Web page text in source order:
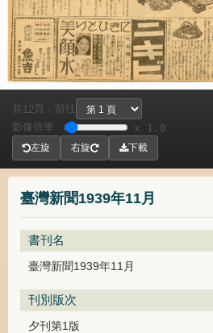
臺灣新聞1939年11月
書刊名
臺灣新聞1939年11月
刊別版次
夕刊第1版
共 12頁， 前往
影像倍率
x 1.0
左旋 右旋 下載